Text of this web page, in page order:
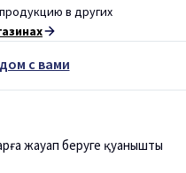
в других
с вами
жауап беруге қуанышты